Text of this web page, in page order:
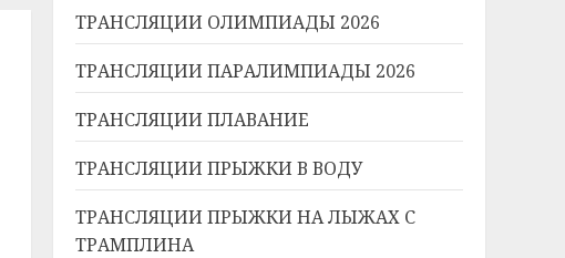
ТРАНСЛЯЦИИ ОЛИМПИАДЫ 2026
ТРАНСЛЯЦИИ ПАРАЛИМПИАДЫ 2026
ТРАНСЛЯЦИИ ПЛАВАНИЕ
ТРАНСЛЯЦИИ ПРЫЖКИ В ВОДУ
ТРАНСЛЯЦИИ ПРЫЖКИ НА ЛЫЖАХ С
ТРАМПЛИНА